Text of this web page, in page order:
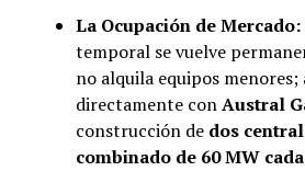
La Ocupación de Mercado:
temporal se vuelve
no alquila equipos menores;
directamente conAustral
construcción de dos
combinado de 60 MW